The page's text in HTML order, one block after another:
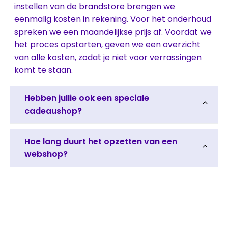
instellen van de brandstore brengen we
eenmalig kosten in rekening. Voor het onderhoud
spreken we een maandelijkse prijs af. Voordat we
het proces opstarten, geven we een overzicht
van alle kosten, zodat je niet voor verrassingen
komt te staan.
Hebben jullie ook een speciale
cadeaushop?
Het is helemaal aan jou hoe je de shop inzet. De
brandstore kan daarom zeker ingezet worden als
specifieke cadeaushop. Bijvoorbeeld met mooie
cadeaus voor jubilea of verjaardagen. In een
Hoe lang duurt het opzetten van een
webshop?